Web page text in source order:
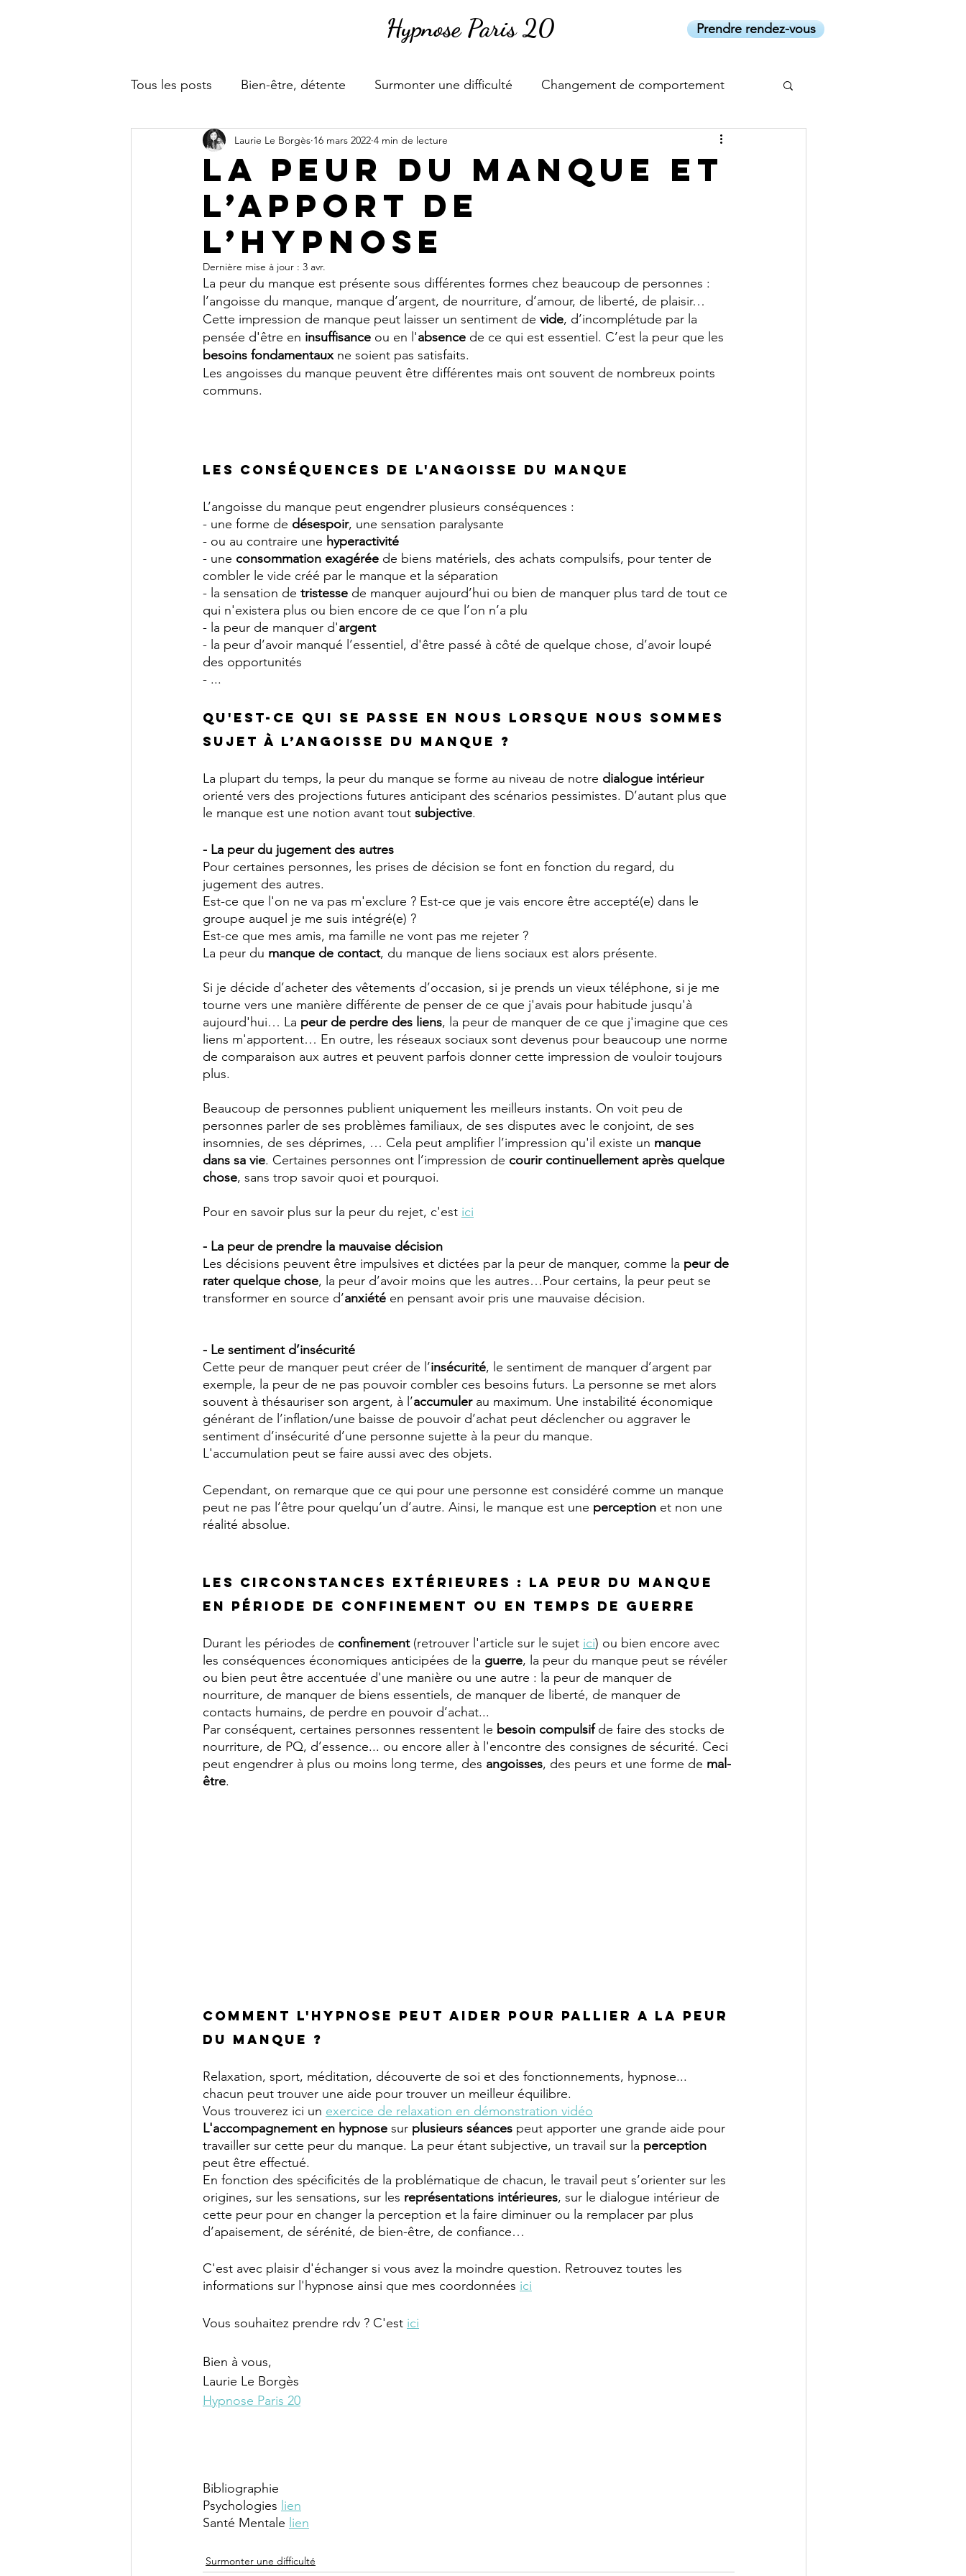
Hypnose Paris 20 Prendre rendez-vous
Tous les posts Bien-être, détente Surmonter une difficulté Changement de comportement
Amélioration, performances
La peur du manque et
l’apport de
l’hypnose
Laurie Le Borgès 16 mars 2022 4 min de lecture
Dernière mise à jour : 3 avr.
La peur du manque est présente sous différentes formes chez beaucoup de personnes :
l’angoisse du manque, manque d’argent, de nourriture, d’amour, de liberté, de plaisir…
Cette impression de manque peut laisser un sentiment de vide, d’incomplétude par la
pensée d'être en insuffisance ou en l'absence de ce qui est essentiel. C’est la peur que les
besoins fondamentaux ne soient pas satisfaits.
Les angoisses du manque peuvent être différentes mais ont souvent de nombreux points
communs.
Les conséquences de l'angoisse du manque
L’angoisse du manque peut engendrer plusieurs conséquences :
- une forme de désespoir, une sensation paralysante
- ou au contraire une hyperactivité
- une consommation exagérée de biens matériels, des achats compulsifs, pour tenter de
combler le vide créé par le manque et la séparation
- la sensation de tristesse de manquer aujourd’hui ou bien de manquer plus tard de tout ce
qui n'existera plus ou bien encore de ce que l’on n’a plu
- la peur de manquer d'argent
- la peur d’avoir manqué l’essentiel, d'être passé à côté de quelque chose, d’avoir loupé
des opportunités
- ...
Qu'est-ce qui se passe en nous lorsque nous sommes
sujet à l’angoisse du manque ?
La plupart du temps, la peur du manque se forme au niveau de notre dialogue intérieur
orienté vers des projections futures anticipant des scénarios pessimistes. D’autant plus que
le manque est une notion avant tout subjective.
- La peur du jugement des autres
Pour certaines personnes, les prises de décision se font en fonction du regard, du
jugement des autres.
Est-ce que l'on ne va pas m'exclure ? Est-ce que je vais encore être accepté(e) dans le
groupe auquel je me suis intégré(e) ?
Est-ce que mes amis, ma famille ne vont pas me rejeter ?
La peur du manque de contact, du manque de liens sociaux est alors présente.
Si je décide d’acheter des vêtements d’occasion, si je prends un vieux téléphone, si je me
tourne vers une manière différente de penser de ce que j'avais pour habitude jusqu'à
aujourd'hui… La peur de perdre des liens, la peur de manquer de ce que j'imagine que ces
liens m'apportent… En outre, les réseaux sociaux sont devenus pour beaucoup une norme
de comparaison aux autres et peuvent parfois donner cette impression de vouloir toujours
plus.
Beaucoup de personnes publient uniquement les meilleurs instants. On voit peu de
personnes parler de ses problèmes familiaux, de ses disputes avec le conjoint, de ses
insomnies, de ses déprimes, … Cela peut amplifier l’impression qu'il existe un manque
dans sa vie. Certaines personnes ont l’impression de courir continuellement après quelque
chose, sans trop savoir quoi et pourquoi.
Pour en savoir plus sur la peur du rejet, c'est ici
- La peur de prendre la mauvaise décision
Les décisions peuvent être impulsives et dictées par la peur de manquer, comme la peur de
rater quelque chose, la peur d’avoir moins que les autres…Pour certains, la peur peut se
transformer en source d’anxiété en pensant avoir pris une mauvaise décision.
- Le sentiment d’insécurité
Cette peur de manquer peut créer de l’insécurité, le sentiment de manquer d’argent par
exemple, la peur de ne pas pouvoir combler ces besoins futurs. La personne se met alors
souvent à thésauriser son argent, à l’accumuler au maximum. Une instabilité économique
générant de l’inflation/une baisse de pouvoir d’achat peut déclencher ou aggraver le
sentiment d’insécurité d’une personne sujette à la peur du manque.
L'accumulation peut se faire aussi avec des objets.
Cependant, on remarque que ce qui pour une personne est considéré comme un manque
peut ne pas l’être pour quelqu’un d’autre. Ainsi, le manque est une perception et non une
réalité absolue.
Les circonstances extérieures : la peur du manque
en période de confinement ou en temps de guerre
Durant les périodes de confinement (retrouver l'article sur le sujet ici) ou bien encore avec
les conséquences économiques anticipées de la guerre, la peur du manque peut se révéler
ou bien peut être accentuée d'une manière ou une autre : la peur de manquer de
nourriture, de manquer de biens essentiels, de manquer de liberté, de manquer de
contacts humains, de perdre en pouvoir d’achat...
Par conséquent, certaines personnes ressentent le besoin compulsif de faire des stocks de
nourriture, de PQ, d’essence... ou encore aller à l'encontre des consignes de sécurité. Ceci
peut engendrer à plus ou moins long terme, des angoisses, des peurs et une forme de mal-
être.
Comment l'hypnose peut aider pour pallier a la peur
du manque ?
Relaxation, sport, méditation, découverte de soi et des fonctionnements, hypnose...
chacun peut trouver une aide pour trouver un meilleur équilibre.
Vous trouverez ici un exercice de relaxation en démonstration vidéo
L'accompagnement en hypnose sur plusieurs séances peut apporter une grande aide pour
travailler sur cette peur du manque. La peur étant subjective, un travail sur la perception
peut être effectué.
En fonction des spécificités de la problématique de chacun, le travail peut s’orienter sur les
origines, sur les sensations, sur les représentations intérieures, sur le dialogue intérieur de
cette peur pour en changer la perception et la faire diminuer ou la remplacer par plus
d’apaisement, de sérénité, de bien-être, de confiance…
C'est avec plaisir d'échanger si vous avez la moindre question. Retrouvez toutes les
informations sur l'hypnose ainsi que mes coordonnées ici
Vous souhaitez prendre rdv ? C'est ici
Bien à vous,
Laurie Le Borgès
Hypnose Paris 20
Bibliographie
Psychologies lien
Santé Mentale lien
Surmonter une difficulté